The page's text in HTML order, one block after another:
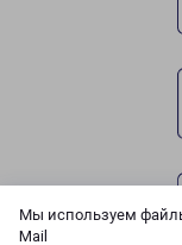
Мы используем
Mail